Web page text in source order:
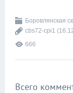
Боровлянская
cbs72-cpi1
666
Всего